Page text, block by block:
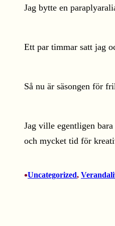
Jag bytte en
Ett par timmar satt jag
Så nu är säsongen för
Jag ville egentligen
och mycket tid för
•Uncategorized,